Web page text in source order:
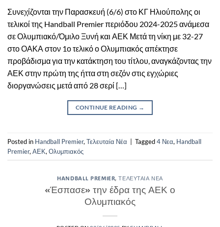
Συνεχίζονται την Παρασκευή (6/6) στο ΚΓ Ηλιούπολης οι
τελικοί της Handball Premier περιόδου 2024-2025 ανάμεσα
σε Ολυμπιακό/Όμιλο Ξυνή και ΑΕΚ Μετά τη νίκη με 32-27
στο ΟΑΚΑ στον 1ο τελικό ο Ολυμπιακός απέκτησε
προβάδισμα για την κατάκτηση του τίτλου, αναγκάζοντας την
ΑΕΚ στην πρώτη της ήττα στη σεζόν στις εγχώριες
διοργανώσεις μετά από 28 σερί […]
CONTINUE READING →
Posted in Handball Premier, Τελευταία Νέα Tagged4 Νεα, Handball
Premier, ΑΕΚ, Ολυμπιακός
HANDBALL PREMIER,ΤΕΛΕΥΤΑΊΑ ΝΈΑ
«Έσπασε» την έδρα της ΑΕΚ ο
Ολυμπιακός